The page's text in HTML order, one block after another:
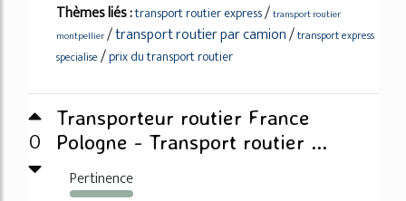
Thèmes liés :transport routier express/transport routier
montpellier/transport routier par camion/transport express
specialise /prix du transport routier
0
Transporteur routier France
Pologne - Transport routier ...
Pertinence